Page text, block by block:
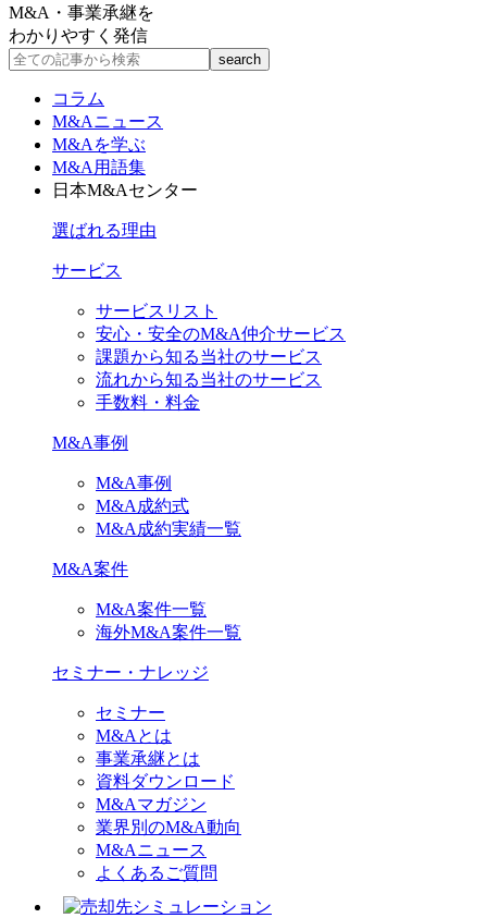
M&A・事業承継を
わかりやすく発信
コラム
M&Aニュース
M&Aを学ぶ
M&A用語集
日本M&Aセンター
選ばれる理由
サービス
サービスリスト
安心・安全のM&A仲介サービス
課題から知る当社のサービス
流れから知る当社のサービス
手数料・料金
M&A事例
M&A事例
M&A成約式
M&A成約実績一覧
M&A案件
M&A案件一覧
海外M&A案件一覧
セミナー・ナレッジ
セミナー
M&Aとは
事業承継とは
資料ダウンロード
M&Aマガジン
業界別のM&A動向
M&Aニュース
よくあるご質問